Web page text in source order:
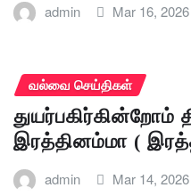
admin Mar 16, 2026
வல்வை செய்திகள்
துயர்பகிர்கின்றோம்
இரத்தினம்மா (
admin Mar 14, 2026